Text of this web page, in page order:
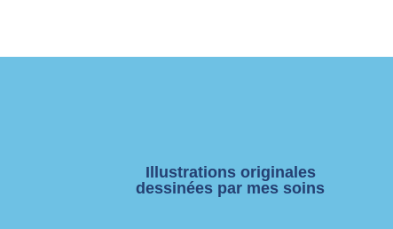
Illustrations originales
dessinées par mes soins